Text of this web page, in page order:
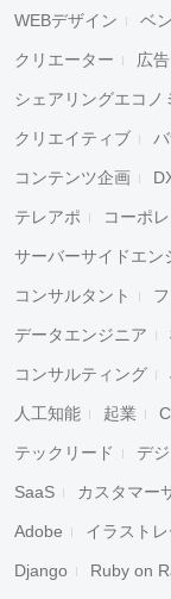
WEBデザイン ベ
クリエーター 広告
シェアリングエコノ
クリエイティブ
コンテンツ企画
テレアポ コーポ
サーバーサイドエン
コンサルタント
データエンジニア
コンサルティング
人工知能 起業
テックリード デ
SaaS カスタマー
Adobe イラスト
Django Ruby on